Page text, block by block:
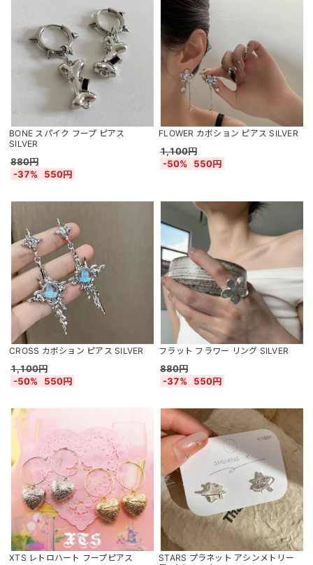
BONE スパイク フープ ピアス
SILVER
880円
-37%
550円
FLOWER カボション ピアス SILVER
1,100円
-50%
550円
CROSS カボション ピアス SILVER
1,100円
-50%
550円
フラット フラワー リング SILVER
880円
-37%
550円
XTS レトロハート フープピアス
STARS プラネット アシンメトリー